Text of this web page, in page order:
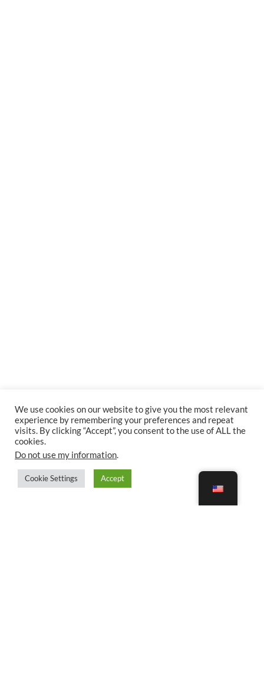
We use cookies on our website to give you the most relevant
experience by remembering your preferences and repeat
visits. By clicking “Accept”, you consent to the use of ALL the
cookies.
Do not use my information.
Cookie Settings Accept